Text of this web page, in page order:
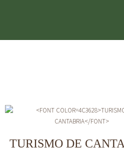
TURISMO DE